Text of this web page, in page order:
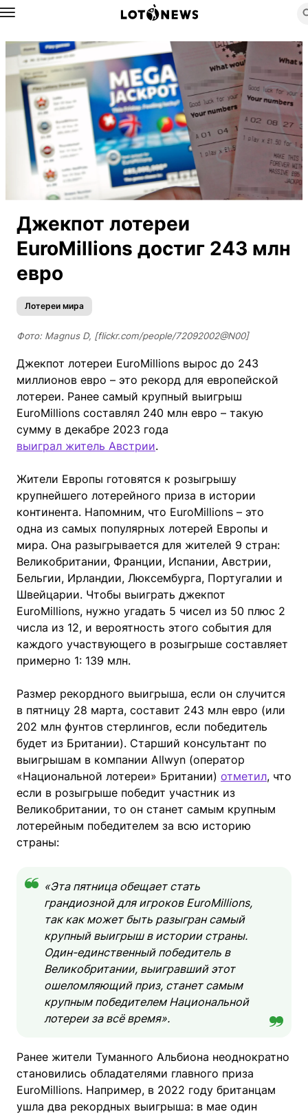
Назад
Джекпот лотереи
EuroMillions достиг 243 млн
евро
Лотереи мира
Фото: Magnus D, [flickr.com/people/72092002@N00]
Джекпот лотереи EuroMillions вырос до 243
миллионов евро – это рекорд для европейской
лотереи. Ранее самый крупный выигрыш
EuroMillions составлял 240 млн евро – такую
сумму в декабре 2023 года
выиграл житель Австрии.
Жители Европы готовятся к розыгрышу
крупнейшего лотерейного приза в истории
континента. Напомним, что EuroMillions – это
одна из самых популярных лотерей Европы и
мира. Она разыгрывается для жителей 9 стран:
Великобритании, Франции, Испании, Австрии,
Бельгии, Ирландии, Люксембурга, Португалии и
Швейцарии. Чтобы выиграть джекпот
EuroMillions, нужно угадать 5 чисел из 50 плюс 2
числа из 12, и вероятность этого события для
каждого участвующего в розыгрыше составляет
примерно 1: 139 млн.
Размер рекордного выигрыша, если он случится
в пятницу 28 марта, составит 243 млн евро (или
202 млн фунтов стерлингов, если победитель
будет из Британии). Старший консультант по
выигрышам в компании Allwyn (оператор
«Национальной лотереи» Британии) отметил, что
если в розыгрыше победит участник из
Великобритании, то он станет самым крупным
лотерейным победителем за всю историю
страны:
«Эта пятница обещает стать
грандиозной для игроков EuroMillions,
так как может быть разыгран самый
крупный выигрыш в истории страны.
Один-единственный победитель в
Великобритании, выигравший этот
ошеломляющий приз, станет самым
крупным победителем Национальной
лотереи за всё время».
Ранее жители Туманного Альбиона неоднократно
становились обладателями главного приза
EuroMillions. Например, в 2022 году британцам
ушла два рекордных выигрыша: в мае один